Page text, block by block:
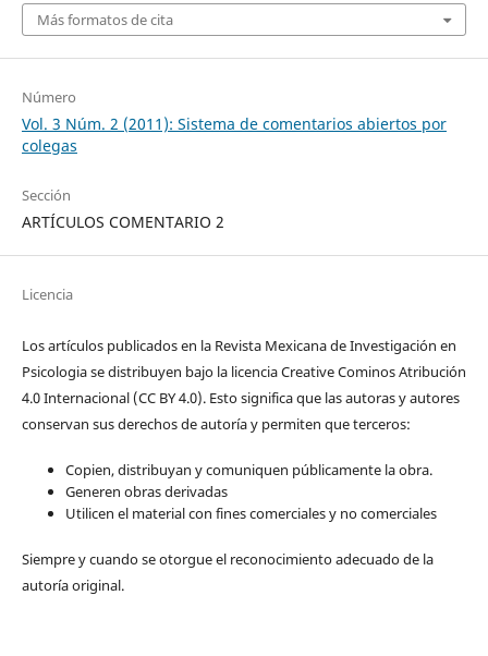
Más formatos de cita
Número
Vol. 3 Núm. 2 (2011): Sistema de comentarios abiertos por
colegas
Sección
ARTÍCULOS COMENTARIO 2
Licencia
Los artículos publicados en la Revista Mexicana de Investigación en
Psicologia se distribuyen bajo la licencia Creative Cominos Atribución
4.0 Internacional (CC BY 4.0). Esto significa que las autoras y autores
conservan sus derechos de autoría y permiten que terceros:
Copien, distribuyan y comuniquen públicamente la obra.
Generen obras derivadas
Utilicen el material con fines comerciales y no comerciales
Siempre y cuando se otorgue el reconocimiento adecuado de la
autoría original.